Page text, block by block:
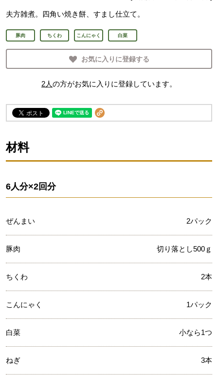
夫方雑煮。四角い焼き餅、すまし仕立て。
豚肉 ちくわ こんにゃく 白菜
お気に入りに登録する
2人の方がお気に入りに登録しています。
材料
6人分×2回分
ぜんまい 2パック
豚肉 切り落とし500ｇ
ちくわ 2本
こんにゃく 1パック
白菜 小なら1つ
ねぎ 3本